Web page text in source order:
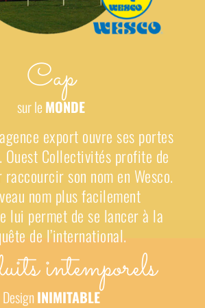
Cap
sur le MONDE
export ouvre ses portes
Ouest Collectivités profite de
son nom en Wesco.
nom plus facilement
lui permet de se lancer à la
de l’international.
intemporels
Design INIMITABLE